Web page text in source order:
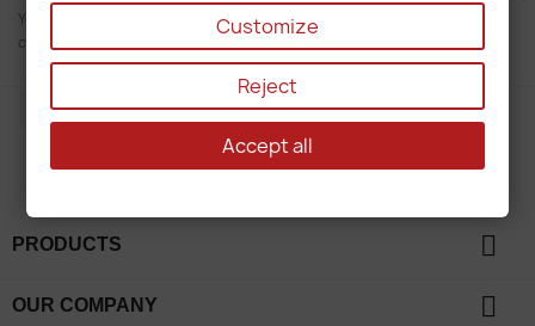
You may unsubscribe at any moment. For that purpose, please find our
contact info in the legal notice.
Facebook
PRODUCTS 
OUR COMPANY 
Customize
Reject
Accept all